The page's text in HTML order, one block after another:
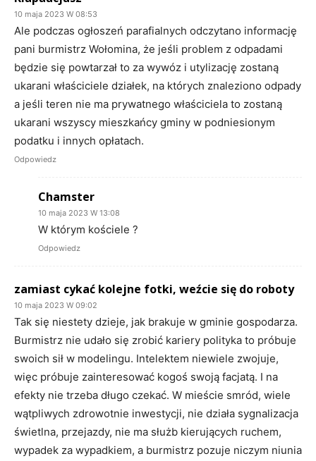
10 maja 2023 W 08:53
Ale podczas ogłoszeń parafialnych odczytano informację
pani burmistrz Wołomina, że jeśli problem z odpadami
będzie się powtarzał to za wywóz i utylizację zostaną
ukarani właściciele działek, na których znaleziono odpady
a jeśli teren nie ma prywatnego właściciela to zostaną
ukarani wszyscy mieszkańcy gminy w podniesionym
podatku i innych opłatach.
Odpowiedz
Chamster
10 maja 2023 W 13:08
W którym kościele ?
Odpowiedz
zamiast cykać kolejne fotki, weźcie się do roboty
10 maja 2023 W 09:02
Tak się niestety dzieje, jak brakuje w gminie gospodarza.
Burmistrz nie udało się zrobić kariery polityka to próbuje
swoich sił w modelingu. Intelektem niewiele zwojuje,
więc próbuje zainteresować kogoś swoją facjatą. I na
efekty nie trzeba długo czekać. W mieście smród, wiele
wątpliwych zdrowotnie inwestycji, nie działa sygnalizacja
świetlna, przejazdy, nie ma służb kierujących ruchem,
wypadek za wypadkiem, a burmistrz pozuje niczym niunia